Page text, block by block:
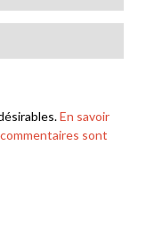
En savoir
sont